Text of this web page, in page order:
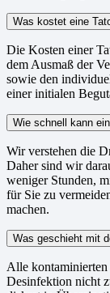
Was kostet eine
Die Kosten einer
dem Ausmaß der
sowie den
einer initialen
Wie schnell kann
Wir verstehen die
Daher sind wir
weniger Stunden,
für Sie zu
machen.
Was geschieht mit
Alle kontaminierten
Desinfektion nicht